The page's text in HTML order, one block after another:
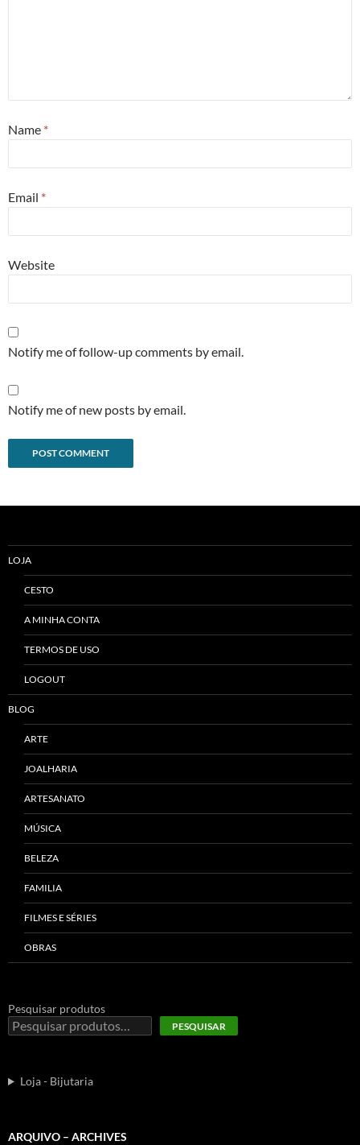
Name *
Email *
Website
Notify me of follow-up comments by email.
Notify me of new posts by email.
LOJA
CESTO
A MINHA CONTA
TERMOS DE USO
LOGOUT
BLOG
ARTE
JOALHARIA
ARTESANATO
MÚSICA
BELEZA
FAMILIA
FILMES E SÉRIES
OBRAS
Pesquisar produtos
PESQUISAR
Loja - Bijutaria
ARQUIVO – ARCHIVES